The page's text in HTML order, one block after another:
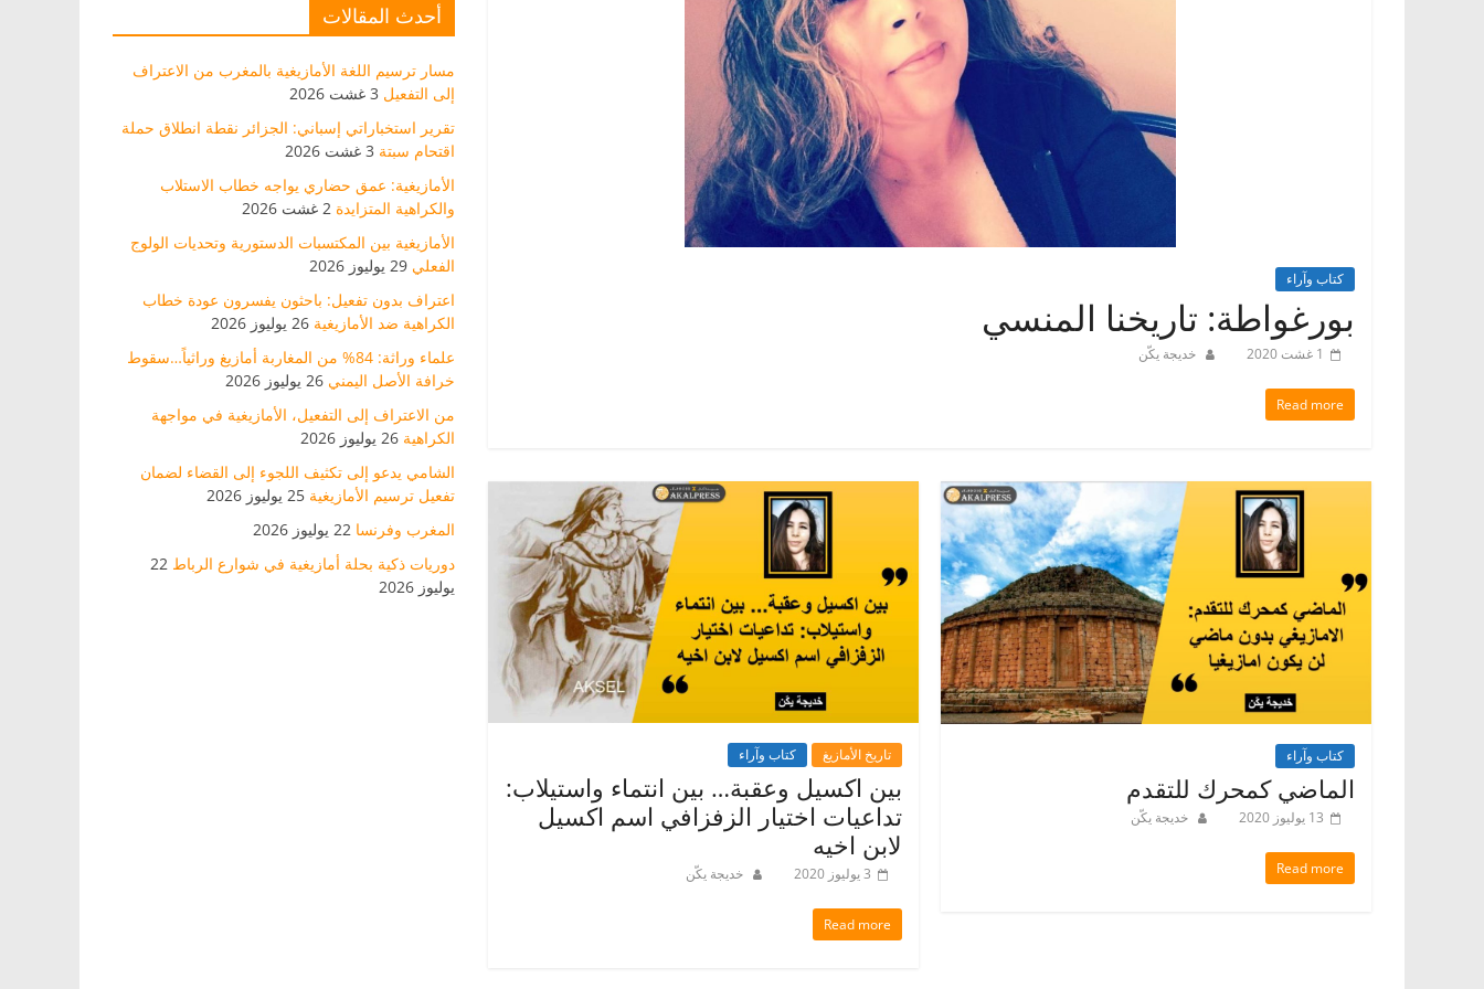
كتاب وآراء
بورغواطة: تاريخنا المنسي
1 غشت 2020 خديجة يكّن
Read more
كتاب وآراء
الماضي كمحرك للتقدم
13 يوليوز 2020 خديجة يكّن
Read more
تاريخ الأمازيغ كتاب وآراء
بين اكسيل وعقبة… بين انتماء واستيلاب:
تداعيات اختيار الزفزافي اسم اكسيل
لابن اخيه
3 يوليوز 2020 خديجة يكّن
Read more
أحدث المقالات
مسار ترسيم اللغة الأمازيغية بالمغرب من الاعتراف
إلى التفعيل 3 غشت 2026
تقرير استخباراتي إسباني: الجزائر نقطة انطلاق حملة
اقتحام سبتة 3 غشت 2026
الأمازيغية: عمق حضاري يواجه خطاب الاستلاب
والكراهية المتزايدة 2 غشت 2026
الأمازيغية بين المكتسبات الدستورية وتحديات الولوج
الفعلي 29 يوليوز 2026
اعتراف بدون تفعيل: باحثون يفسرون عودة خطاب
الكراهية ضد الأمازيغية 26 يوليوز 2026
علماء وراثة: 84% من المغاربة أمازيغ وراثياً…سقوط
خرافة الأصل اليمني 26 يوليوز 2026
من الاعتراف إلى التفعيل، الأمازيغية في مواجهة
الكراهية 26 يوليوز 2026
الشامي يدعو إلى تكثيف اللجوء إلى القضاء لضمان
تفعيل ترسيم الأمازيغية 25 يوليوز 2026
المغرب وفرنسا 22 يوليوز 2026
دوريات ذكية بحلة أمازيغية في شوارع الرباط 22
يوليوز 2026